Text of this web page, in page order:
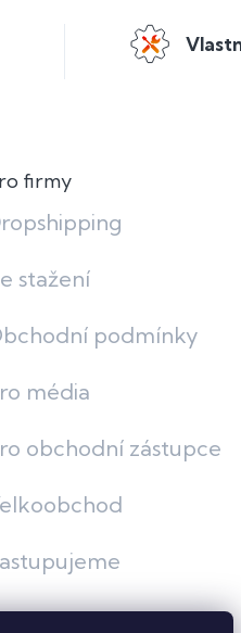
firmy
stažení
podmínky
média
obchodní zástupce